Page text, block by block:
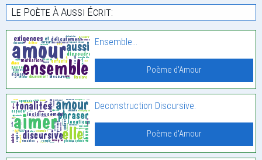
Le Poète À Aussi Écrit:
Ensemble…
Poème d'Amour
Deconstruction Discursive.
Poème d'Amour